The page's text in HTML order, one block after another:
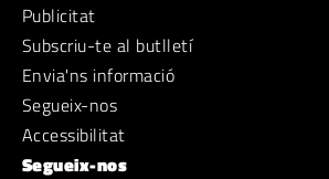
Publicitat
Subscriu-te al butlletí
Envia'ns informació
Segueix-nos
Accessibilitat
Segueix-nos